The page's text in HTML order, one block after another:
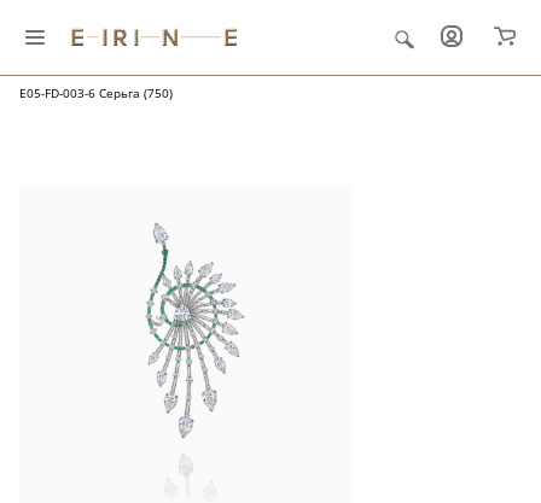
E05-FD-003-6 Серьга (750)